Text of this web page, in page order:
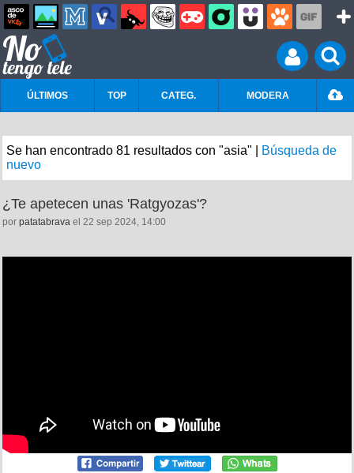
ÚLTIMOS TOP CATEG. MODERA
Se han encontrado 81 resultados con "asia" |
Búsqueda de
nuevo
¿Te apetecen unas 'Ratgyozas'?
por patatabrava el 22 sep 2024, 14:00